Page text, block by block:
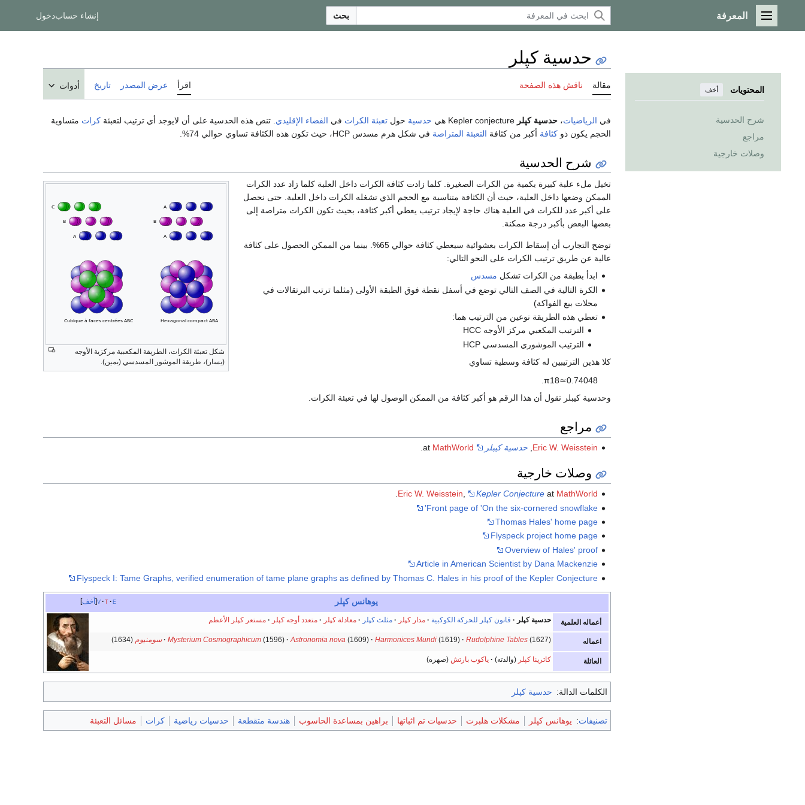
القائمة الرئيسية
المعرفة بحث إنشاء حسابدخول
المحتويات أخف
شرح الحدسية
مراجع
وصلات خارجية
حدسية كپلر
مقالة ناقش هذه الصفحة اقرأ عرض المصدر تاريخ أدوات
في الرياضيات، حدسية كپلر حدسية حول تعبئة الكرات في الفضاء الإقليدي . تنص هذه الحدسية على أن لايوجد أي ترتيب لتعبئة كرات متساوية
الحجم يكون ذو كثافة أكبر من كثافة التعبئة المتراصة في شكل هرم مسدس HCP، حيث تكون هذه الكثافة تساوي حوالي 74%.
شرح الحدسية
شكل تعبئة الكرات، الطريقة المكعبية مركزية الأوجه
(يسار)، طريقة الموشور المسدسي (يمين).
تخيل ملء علبة كبيرة بكمية من الكرات الصغيرة. كلما زادت كثافة الكرات داخل العلبة كلما زاد عدد الكرات
الممكن وضعها داخل العلبة، حيث أن الكثافة متناسبة مع الحجم الذي تشغله الكرات داخل العلبة. حتى نحصل
على أكبر عدد للكرات في العلبة هناك حاجة لإيجاد ترتيب يعطي أكبر كثافة، بحيث تكون الكرات متراصة إلى
بعضها البعض بأكبر درجة ممكنة.
توضح التجارب أن إسقاط الكرات بعشوائية سيعطي كثافة حوالي 65%. بينما من الممكن الحصول على كثافة
عالية عن طريق ترتيب الكرات على النحو التالي:
ابدأ بطبقة من الكرات تشكل مسدس
الكرة التالية في الصف التالي توضع في أسفل نقطة فوق الطبقة الأولى (مثلما ترتب البرتقالات في
محلات بيع الفواكة)
تعطي هذه الطريقة نوعين من الترتيب هما:
الترتيب المكعبي مركز الأوجه HCC
الترتيب الموشوري المسدسي HCP
كلا هذين الترتيبين له كثافة وسطية تساوي
π18≃0.74048
.
وحدسية كيبلر تقول أن هذا الرقم هو أكبر كثافة من الممكن الوصول لها في تعبئة الكرات.
مراجع
Eric W. Weisstein
,حدسية كيبلر MathWorld
وصلات خارجية
Eric W. Weisstein, Kepler Conjectureat MathWorld
.
Front page of 'On the six-cornered snowflake'
Thomas Hales' home page
Flyspeck project home page
Overview of Hales' proof
Article in American Scientist by Dana Mackenzie
Flyspeck I: Tame Graphs, verified enumeration of tame plane graphs as defined by Thomas C. Hales in his proof of the Kepler Conjecture
أخف v t e يوهانس كپلر
أعماله العلمية حدسية كپلر قانون كپلر للحركة الكوكبية مدار كپلر مثلث كپلر معادلة كپلر متعدد أوجه كپلر مستعر كپلر الأعظم
اعماله Mysterium Cosmographicum(1596) Astronomia nova(1609) Harmonices Mundi(1619) Rudolphine Tables(1627) سومنيوم (1634)
العائلة كاترينا كپلر (والدته) ياكوب بارتش (صهره)
الكلمات الدالة: حدسية كپلر
تصنيفات: يوهانس كپلر مشكلات هلبرت حدسيات تم اثباتها براهين بمساعدة الحاسوب هندسة متقطعة حدسيات رياضية كرات مسائل التعبئة